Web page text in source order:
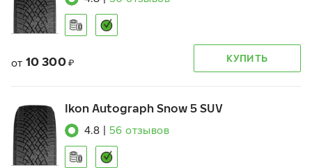
от 10 300 ₽ КУПИТЬ
Ikon Autograph Snow 5 SUV
4.8 56 отзывов